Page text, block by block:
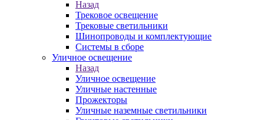
Назад
Трековое освещение
Трековые светильники
Шинопроводы и комплектующие
Системы в сборе
Уличное освещение
Назад
Уличное освещение
Уличные настенные
Прожекторы
Уличные наземные светильники